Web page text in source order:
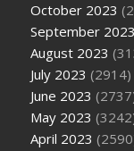
October 2023
September 2023
August 2023
July 2023 (2914)
June 2023
May 2023
April 2023